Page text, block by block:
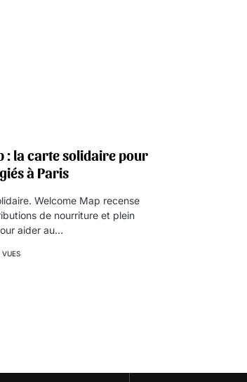
: la carte solidaire pour
à Paris
Welcome Map recense
de nourriture et plein
aider au…
VUES